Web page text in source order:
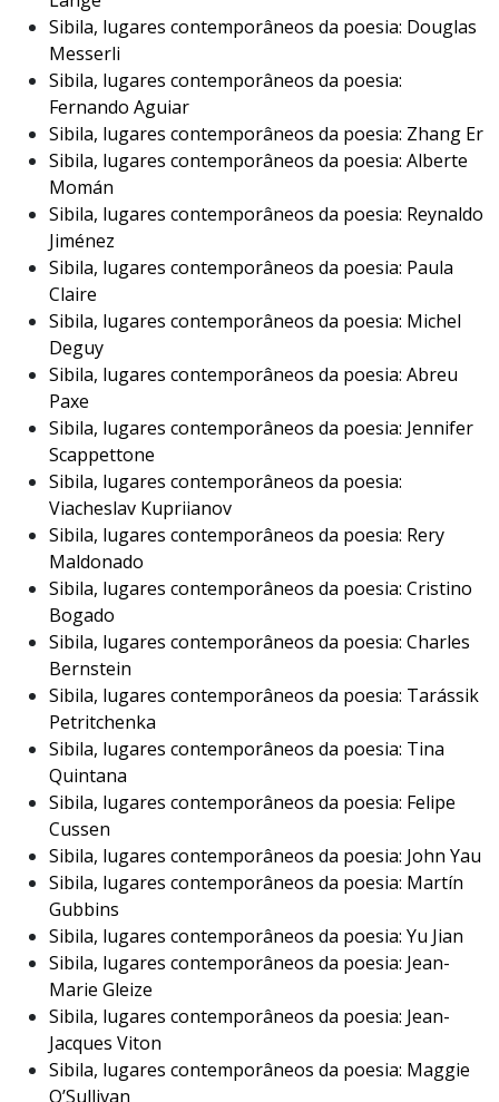
Sibila, lugares contemporâneos da poesia: Douglas
Messerli
Sibila, lugares contemporâneos da poesia:
Fernando Aguiar
Sibila, lugares contemporâneos da poesia: Zhang Er
Sibila, lugares contemporâneos da poesia: Alberte
Momán
Sibila, lugares contemporâneos da poesia: Reynaldo
Jiménez
Sibila, lugares contemporâneos da poesia: Paula
Claire
Sibila, lugares contemporâneos da poesia: Michel
Deguy
Sibila, lugares contemporâneos da poesia: Abreu
Paxe
Sibila, lugares contemporâneos da poesia: Jennifer
Scappettone
Sibila, lugares contemporâneos da poesia:
Viacheslav Kupriianov
Sibila, lugares contemporâneos da poesia: Rery
Maldonado
Sibila, lugares contemporâneos da poesia: Cristino
Bogado
Sibila, lugares contemporâneos da poesia: Charles
Bernstein
Sibila, lugares contemporâneos da poesia: Tarássik
Petritchenka
Sibila, lugares contemporâneos da poesia: Tina
Quintana
Sibila, lugares contemporâneos da poesia: Felipe
Cussen
Sibila, lugares contemporâneos da poesia: John Yau
Sibila, lugares contemporâneos da poesia: Martín
Gubbins
Sibila, lugares contemporâneos da poesia: Yu Jian
Sibila, lugares contemporâneos da poesia: Jean-
Marie Gleize
Sibila, lugares contemporâneos da poesia: Jean-
Jacques Viton
Sibila, lugares contemporâneos da poesia: Maggie
O’Sullivan